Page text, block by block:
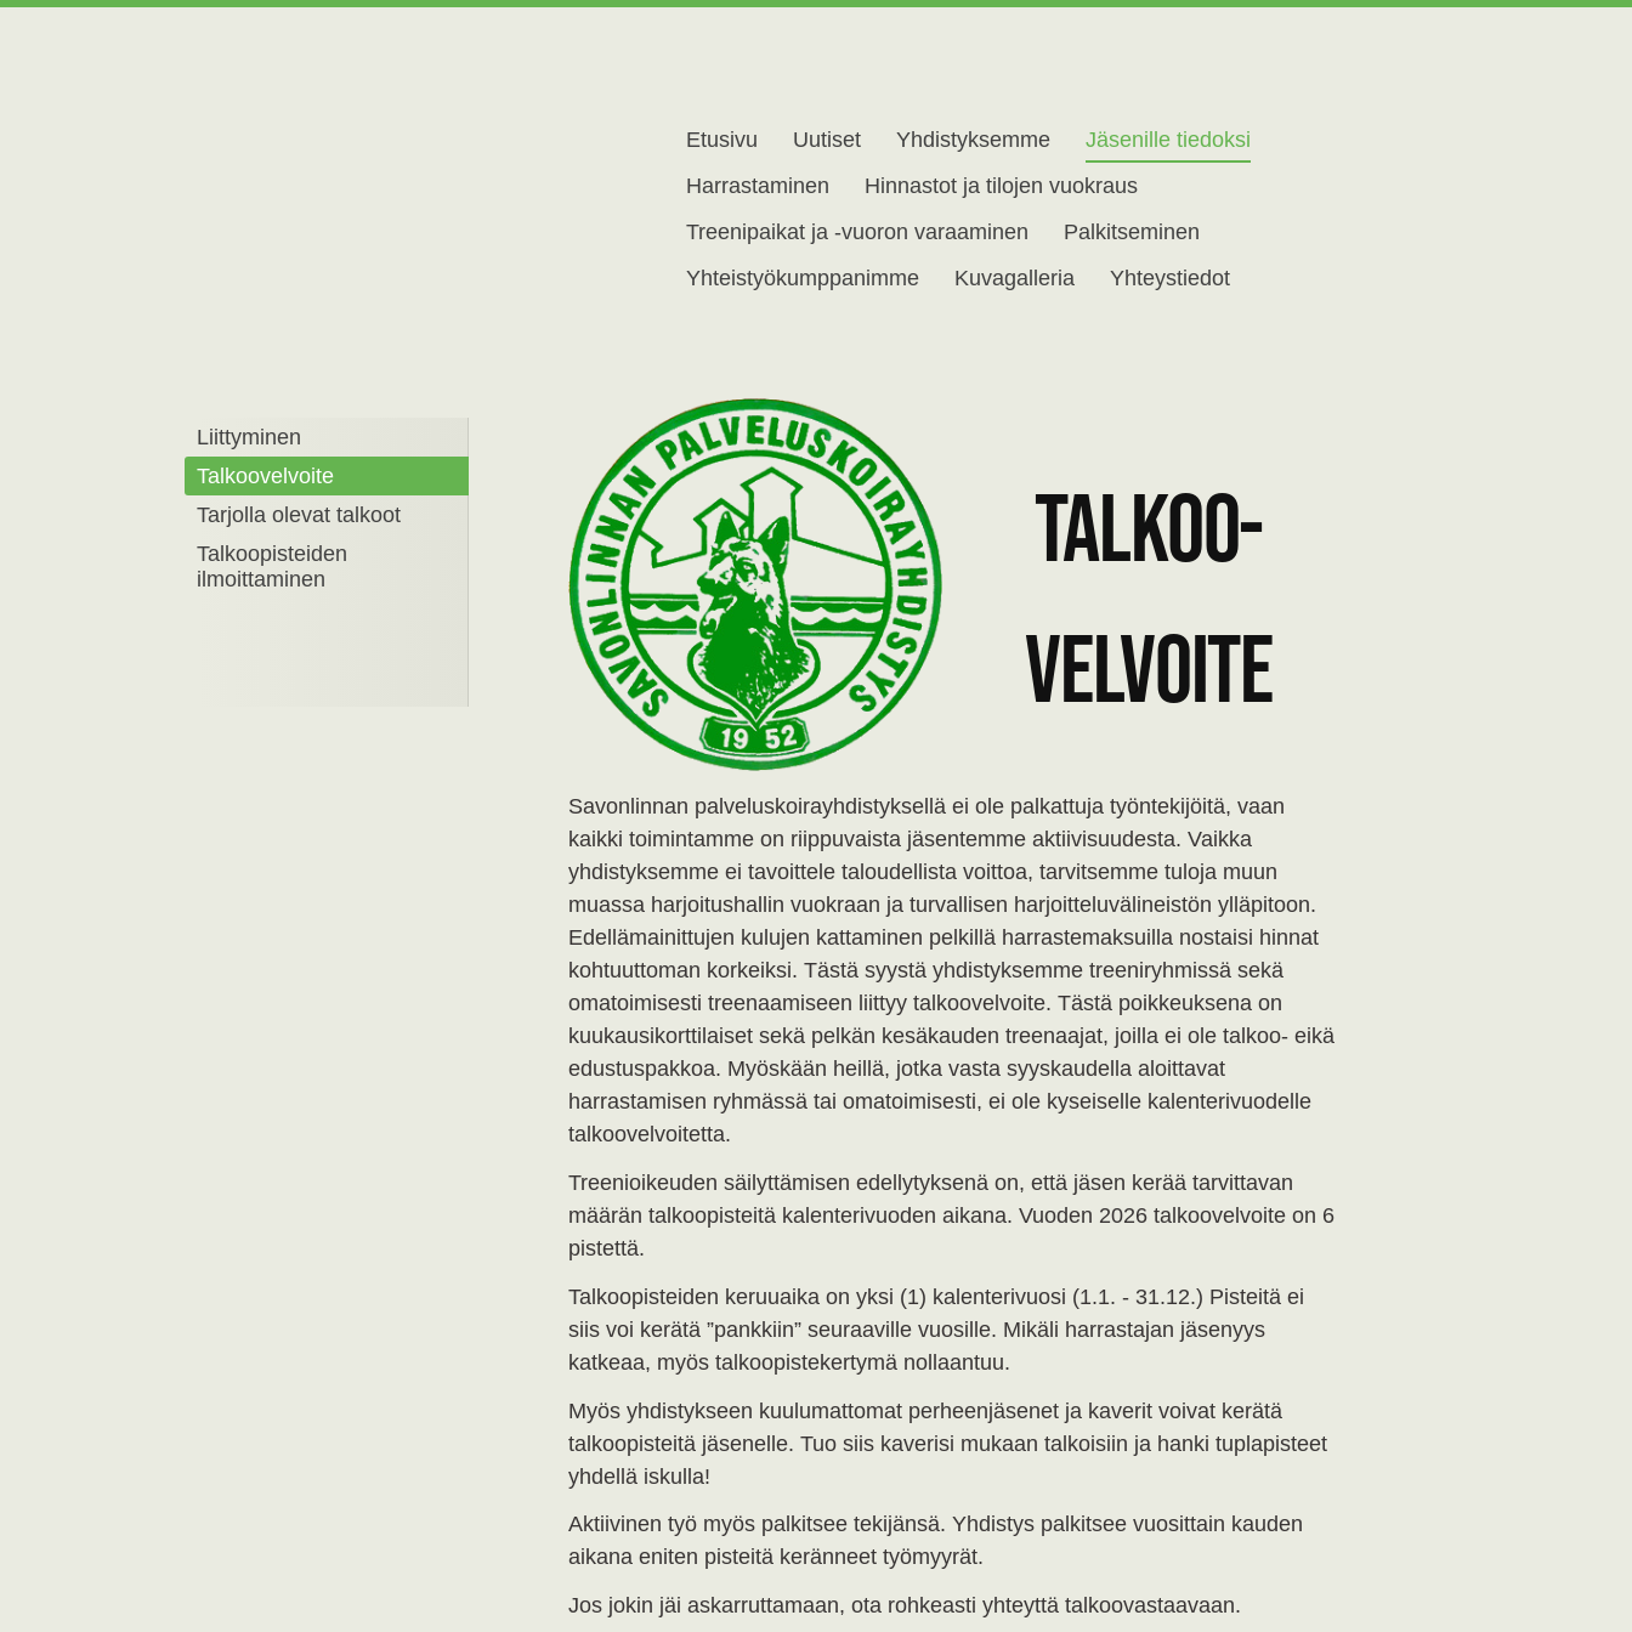
Savonlinnan Palveluskoirayhdistys ry
Etusivu Uutiset Yhdistyksemme
Jäsenille tiedoksi
Harrastaminen
Hinnastot ja tilojen vuokraus
Treenipaikat ja -vuoron varaaminen
Palkitseminen
Yhteistyökumppanimme
Kuvagalleria Yhteystiedot
Liittyminen
Talkoovelvoite
Tarjolla olevat talkoot
Talkoopisteiden
ilmoittaminen
Talkoo-
velvoite
Savonlinnan palveluskoirayhdistyksellä ei ole palkattuja työntekijöitä, vaan
kaikki toimintamme on riippuvaista jäsentemme aktiivisuudesta. Vaikka
yhdistyksemme ei tavoittele taloudellista voittoa, tarvitsemme tuloja muun
muassa harjoitushallin vuokraan ja turvallisen harjoitteluvälineistön ylläpitoon.
Edellämainittujen kulujen kattaminen pelkillä harrastemaksuilla nostaisi hinnat
kohtuuttoman korkeiksi. Tästä syystä yhdistyksemme treeniryhmissä sekä
omatoimisesti treenaamiseen liittyy talkoovelvoite. Tästä poikkeuksena on
kuukausikorttilaiset sekä pelkän kesäkauden treenaajat, joilla ei ole talkoo- eikä
edustuspakkoa. Myöskään heillä, jotka vasta syyskaudella aloittavat
harrastamisen ryhmässä tai omatoimisesti, ei ole kyseiselle kalenterivuodelle
talkoovelvoitetta.
Treenioikeuden säilyttämisen edellytyksenä on, että jäsen kerää tarvittavan
määrän talkoopisteitä kalenterivuoden aikana. Vuoden 2026 talkoovelvoite on 6
pistettä.
Talkoopisteiden keruuaika on yksi (1) kalenterivuosi (1.1. - 31.12.) Pisteitä ei
siis voi kerätä ”pankkiin” seuraaville vuosille. Mikäli harrastajan jäsenyys
katkeaa, myös talkoopistekertymä nollaantuu.
Myös yhdistykseen kuulumattomat perheenjäsenet ja kaverit voivat kerätä
talkoopisteitä jäsenelle. Tuo siis kaverisi mukaan talkoisiin ja hanki tuplapisteet
yhdellä iskulla!
Aktiivinen työ myös palkitsee tekijänsä. Yhdistys palkitsee vuosittain kauden
aikana eniten pisteitä keränneet työmyyrät.
Jos jokin jäi askarruttamaan, ota rohkeasti yhteyttä talkoovastaavaan.